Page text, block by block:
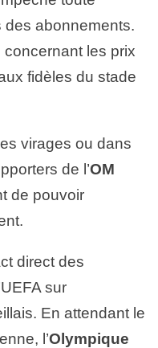
des abonnements.
concernant les prix
fidèles du stade
virages ou dans
de l’OM
de pouvoir
direct des
sur
En attendant le
l’Olympique